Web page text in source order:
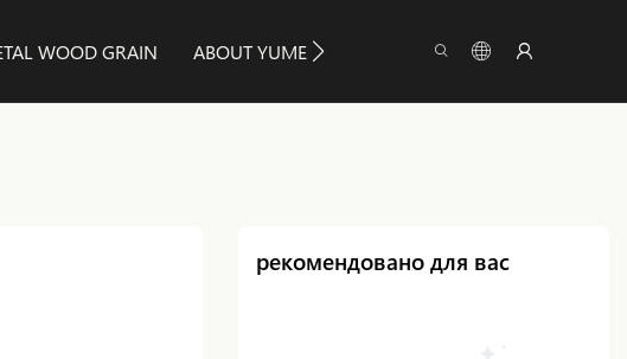
WOOD GRAIN ABOUT YUMEYA ІНФОРМАЦІЯ
рекомендовано для вас